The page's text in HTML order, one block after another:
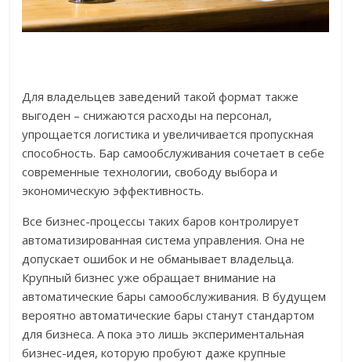
Для владельцев заведений такой формат также
выгоден – снижаются расходы на персонал,
упрощается логистика и увеличивается пропускная
способность. Бар самообслуживания сочетает в себе
современные технологии, свободу выбора и
экономическую эффективность.
Все бизнес-процессы таких баров контролирует
автоматизированная система управления. Она не
допускает ошибок и не обманывает владельца.
Крупный бизнес уже обращает внимание на
автоматические бары самообслуживания. В будущем
вероятно автоматические бары станут стандартом
для бизнеса. А пока это лишь экспериментальная
бизнес-идея, которую пробуют даже крупные